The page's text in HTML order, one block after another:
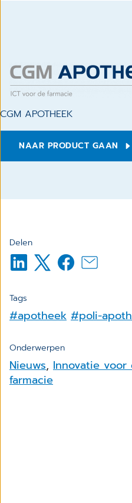
CGM APOTHEEK
NAAR PRODUCT GAAN
Delen
Tags
#apotheek #poli-
Onderwerpen
Nieuws, Innovatie voor
farmacie